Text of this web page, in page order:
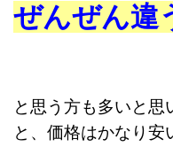
ぜんぜん違
と思う方も多いと思
と、価格はかなり安